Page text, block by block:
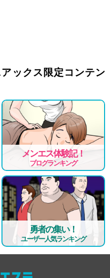
ックス限定コンテン
メンエス体験記！
ブログランキング
勇者の集い！
ユーザー人気ランキング